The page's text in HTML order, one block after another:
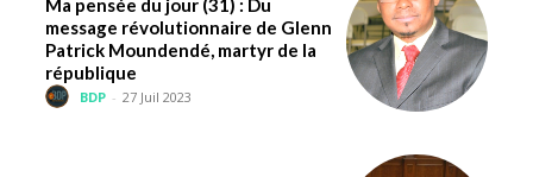
Ma pensée du jour (31) : Du
message révolutionnaire de Glenn
Patrick Moundendé, martyr de la
république
BDP - 27 Juil 2023